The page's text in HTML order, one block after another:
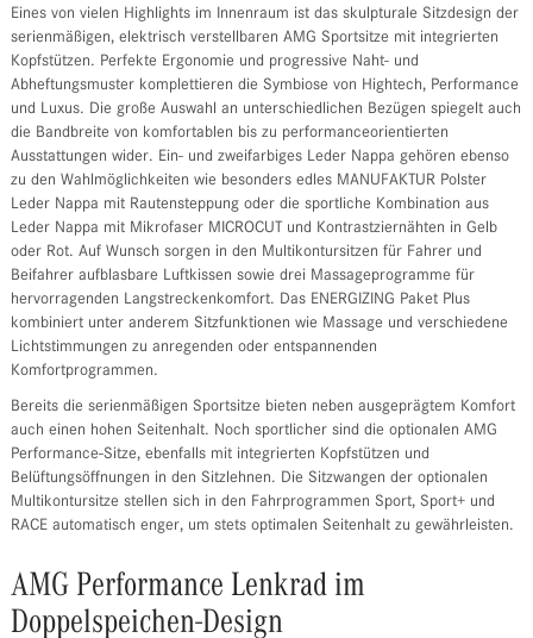
Eines von vielen Highlights im Innenraum ist das skulpturale Sitzdesign der
serienmäßigen, elektrisch verstellbaren AMG Sportsitze mit integrierten
Kopfstützen. Perfekte Ergonomie und progressive Naht- und
Abheftungsmuster komplettieren die Symbiose von Hightech, Performance
und Luxus. Die große Auswahl an unterschiedlichen Bezügen spiegelt auch
die Bandbreite von komfortablen bis zu performanceorientierten
Ausstattungen wider. Ein- und zweifarbiges Leder Nappa gehören ebenso
zu den Wahlmöglichkeiten wie besonders edles MANUFAKTUR Polster
Leder Nappa mit Rautensteppung oder die sportliche Kombination aus
Leder Nappa mit Mikrofaser MICROCUT und Kontrastziernähten in Gelb
oder Rot. Auf Wunsch sorgen in den Multikontursitzen für Fahrer und
Beifahrer aufblasbare Luftkissen sowie drei Massageprogramme für
hervorragenden Langstreckenkomfort. Das ENERGIZING Paket Plus
kombiniert unter anderem Sitzfunktionen wie Massage und verschiedene
Lichtstimmungen zu anregenden oder entspannenden
Komfortprogrammen.
Bereits die serienmäßigen Sportsitze bieten neben ausgeprägtem Komfort
auch einen hohen Seitenhalt. Noch sportlicher sind die optionalen AMG
Performance-Sitze, ebenfalls mit integrierten Kopfstützen und
Belüftungsöffnungen in den Sitzlehnen. Die Sitzwangen der optionalen
Multikontursitze stellen sich in den Fahrprogrammen Sport, Sport+ und
RACE automatisch enger, um stets optimalen Seitenhalt zu gewährleisten.
AMG Performance Lenkrad im
Doppelspeichen-Design